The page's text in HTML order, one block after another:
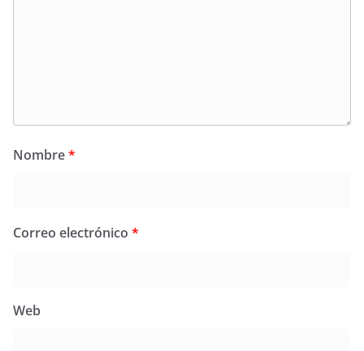
Nombre*
Correo electrónico *
Web